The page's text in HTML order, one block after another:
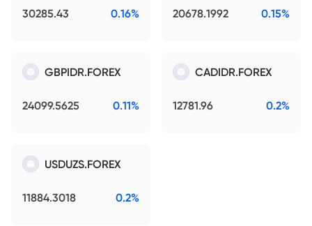
30285.43 0.16% 20678.1992 0.15%
GBPIDR.FOREX
24099.5625 0.11%
CADIDR.FOREX
12781.96 0.2%
USDUZS.FOREX
11884.3018 0.2%